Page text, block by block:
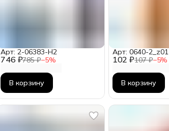
746 ₽785 ₽−5%
Арт: 2-06383-H2
В корзину
102 ₽107 ₽−5%
Арт: 0640-2_z01
В корзину